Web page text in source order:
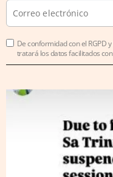
De conformidad con el RGPD y
tratará los datos facilitados